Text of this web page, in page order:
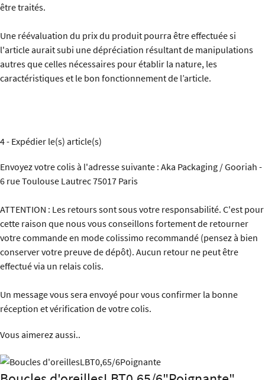
être traités.
Une réévaluation du prix du produit pourra être effectuée si
l'article aurait subi une dépréciation résultant de manipulations
autres que celles nécessaires pour établir la nature, les
caractéristiques et le bon fonctionnement de l’article.
4 - Expédier le(s) article(s)
Envoyez votre colis à l'adresse suivante : Aka Packaging / Gooriah -
6 rue Toulouse Lautrec 75017 Paris
ATTENTION : Les retours sont sous votre responsabilité. C'est pour
cette raison que nous vous conseillons fortement de retourner
votre commande en mode colissimo recommandé (pensez à bien
conserver votre preuve de dépôt). Aucun retour ne peut être
effectué via un relais colis.
Un message vous sera envoyé pour vous confirmer la bonne
réception et vérification de votre colis.
Vous aimerez aussi..